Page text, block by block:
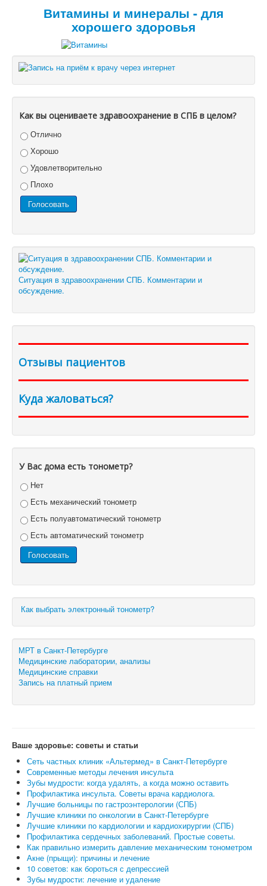
Витамины и минералы - для
хорошего здоровья
Как вы оцениваете здравоохранение в СПБ в целом?
Отлично
Хорошо
Удовлетворительно
Плохо
Ситуация в здравоохранении СПБ. Комментарии и
обсуждение.
Отзывы пациентов
Куда жаловаться?
У Вас дома есть тонометр?
Нет
Есть механический тонометр
Есть полуавтоматический тонометр
Есть автоматический тонометр
Как выбрать электронный тонометр?
МРТ в Санкт-Петербурге
Медицинские лаборатории, анализы
Медицинские справки
Запись на платный прием
Ваше здоровье: советы и статьи
Сеть частных клиник «Альтермед» в Санкт-Петербурге
Современные методы лечения инсульта
Зубы мудрости: когда удалять, а когда можно оставить
Профилактика инсульта. Советы врача кардиолога.
Лучшие больницы по гастроэнтерологии (СПБ)
Лучшие клиники по онкологии в Санкт-Петербурге
Лучшие клиники по кардиологии и кардиохирургии (СПБ)
Профилактика сердечных заболеваний. Простые советы.
Как правильно измерить давление механическим тонометром
Акне (прыщи): причины и лечение
10 советов: как бороться с депрессией
Зубы мудрости: лечение и удаление